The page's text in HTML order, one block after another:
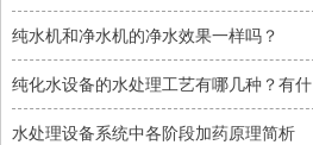
纯水机和净水机的净水效果一样吗？
纯化水设备的水处理工艺有哪几种？有什
水处理设备系统中各阶段加药原理简析